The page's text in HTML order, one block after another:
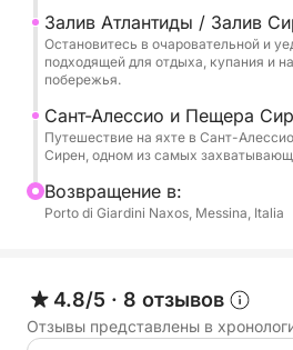
мимо живописной Гроты
очарованием и
Экскурсия включает
отдыха и сноркелинга, после
возвращаемся обратно,
посвященный исследованию
моря на побережье Таормины.
Залив Атлантиды / Залив
Остановитесь в очаровательной и
подходящей для отдыха, купания и
побережья.
Сант-Алессио и Пещера
Путешествие на яхте в Сант-
Сирен, одном из самых
Bозвращение в:
Porto di Giardini Naxos, Messina, Italia
4.8/5 · 8 отзывов
Отзывы представлены в